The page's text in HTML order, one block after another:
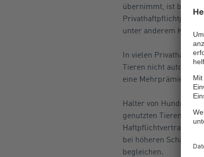
übernimmt, ist bei
Privathaftpflichtpolice
unter anderem
In vielen
Tieren nicht
eine Mehrprämie in
Halter von Hunden,
genutzten Tieren
Haftpflichtvertrag
bei höheren Schäden,
begleichen.